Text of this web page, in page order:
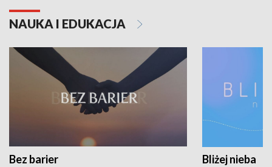
NAUKA I EDUKACJA
Bez barier Bliżej nieba